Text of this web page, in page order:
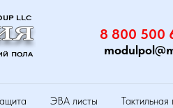
8 800 500
ЭВА листы Тактильная